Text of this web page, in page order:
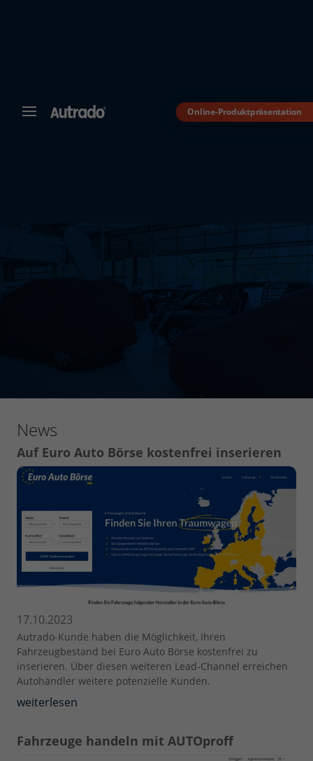
System
Automobilhandel
Online-Produktpräsentation
MENÜ
News
Auf Euro Auto Börse kostenfrei inserieren
17.10.2023
Autrado-Kunde haben die Möglichkeit, Ihren
Fahrzeugbestand bei Euro Auto Börse kostenfrei zu
inserieren. Über diesen weiteren Lead-Channel erreichen
Autohändler weitere potenzielle Kunden.
weiterlesen
Fahrzeuge handeln mit AUTOproff